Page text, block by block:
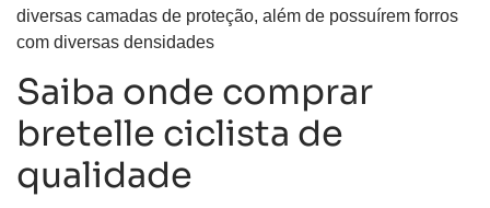
diversas camadas de proteção, além de possuírem forros
com diversas densidades
Saiba onde comprar
bretelle ciclista de
qualidade